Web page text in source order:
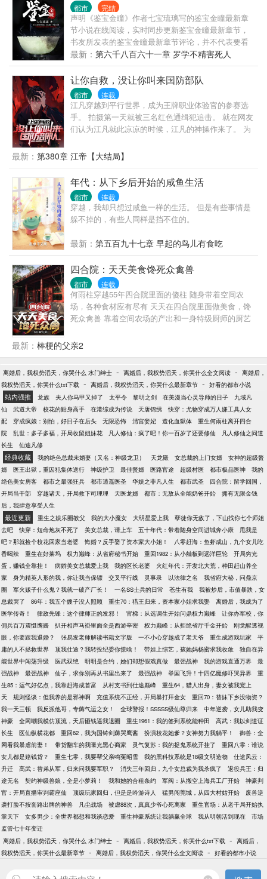
都市 完结
声明《鉴宝金瞳》作者七宝琉璃写的鉴宝金瞳最新章
节小说在线阅读，实时同步更新鉴宝金瞳最新章节，
书友所发表的鉴宝金瞳最新章节评论，并不代表要看
书赞同鉴宝金瞳最新章节或者支持鉴宝金瞳读者阅读
的此观点，我们的立场仅限于传播更多读者感兴趣的
信息。 如果小说鉴宝金瞳最新章节浏览，或对小说鉴
宝金瞳内容、版权等方面有质疑，或对本站有意见建
议请到站务管理区发帖，如果发现《鉴宝金瞳》小说
最新章节未及时更新请联系我们。如果您喜欢小说鉴
宝金瞳,请支持作者到书店购买正版图书。感谢您的合
作与支持 父亲得了重病，巨额医药费让古玩店学徒杨
宝金瞳，且看他如何鉴宝捡漏，颠覆命运…… 如果您
对本站有意见建议的请告诉我们，如果发现《鉴宝金
瞳》小说最新章节有错误请点击错误举报告诉我们。
请支持作者的鉴宝金瞳读者一定要到书店购买正版小
说或者图书。 友情分享从我做起。数万网友在行动，
享投一票，每人每天只限一次哦多了无效。
最新： 第六千八百六十一章 罗学不精害死人
让你自救，没让你叫来国防部队
都市 连载
江凡穿越到平行世界，成为王牌职业体验官的参赛选
手。 拍摄第一天就被三名红色通缉犯追击。 就在网友
们认为江凡就此凉凉的时候，江凡的神操作来了。 为
如果我被绑架，为了引起部队关注我把国防光缆弄
断，算不算紧急避险？ 网友:好家伙，报警警察来需要
二十分钟，挖断国防电缆军队过来只需要两分钟，不
过最后劫匪都出来重新做人了，你还在里边蹲着！ 通
缉犯:喂，110吗，我实名举报有人破坏国防设备……
媒体:蒙面热心市民将破坏国防设施的敌特分子扭送公
安机关 …… 就在众人以为江凡的神操作到此结束时，
徒，你直接砸碎玻璃掏出越王勾践剑与歹徒击剑？ 家
户全部送进去？ 汽车修理店当学徒，你改装拖拉机去
秋名山飙车，秒杀一众豪华跑车？ 众网友:本以为开局
是巅峰，没想到小丑竟是我自己
最新： 第380章 江帝【大结局】
年代：从下乡后开始的咸鱼生活
都市 连载
穿越，我却只想过咸鱼一样的生活。 但是有些事情是
躲不掉的，有些人同样是挡不住的。
最新： 第五百九十七章 早起的鸟儿有食吃
四合院：天天美食馋死众禽兽
都市 连载
何雨柱穿越55年四合院里面的傻柱 随身带着空间农
场，各种食材应有尽有 天天在四合院里面做美食，馋
死众禽兽 靠着空间农场的产出和一身特级厨师的厨艺
锁餐饮酒楼 娶上美娇妻，爱情、事业、人生大丰收 断
了四合院众禽兽的算计，也断了白寡妇的算计
最新： 棒梗的父亲2
离婚后，我权势滔天，你哭什么 水门绅士 - 离婚后，我权势滔天，你哭什么全文阅读 - 离婚后，
我权势滔天，你哭什么txt下载 - 离婚后，我权势滔天，你哭什么最新章节 - 好看的都市小说
站内强推 龙族 夫人你马甲又掉了 太平令 黎明之剑 在美漫当心灵导师的日子
九域凡
仙
武道大帝 校花的贴身高手 在港综成为传说 天唐锦绣
快穿：尤物穿成万人嫌工具人女
配
穿成疯娘：别怕，好日子在后头 无限恐怖 清宫妾妃 造化血狱体
重生何雨柱离开四合
院
乱世：多子多福，开局收留姐妹花 凡人修仙：疯了吧！你一百岁了还要修仙
凡人修仙之问道
长生
仙途凡修
经典收藏 我的绝色总裁未婚妻（又名：神级龙卫） 天龙殿 女总裁的上门女婿
女神的超级赘
婿
医王出狱，重囚犯集体送行 神级护卫 最佳赘婿 医路官途 超级村医 都市极品医神
我的
绝色美女房客
都市之最强狂兵 都市逍遥医圣 华娱之非凡人生 都市武圣
四合院：留学回国，
开局当干部
穿越诸天，开局救下司理理 天医龙婿 都市：无敌从全能奶爸开始
拥有无限金钱
后，我肆意享受人生
最近更新 重生之娱乐圈教父 我的大小魔女 大明星爱上我
孽徒你无敌了，下山找你七个师姐
去吧
快穿：短命炮灰不死了 美女总裁，请上车 五十年代：带着随身空间进城奔小康
甩我是
吧？那就捡个校花回家当老婆
悔婚？反手娶了资本家大小姐！
八零赶海：鱼虾成山，九个女儿吃
香喝辣
重生在好莱坞 权力巅峰：从省府秘书开始 重回1982：从小舢板到远洋巨轮
开局穷光
蛋，赚钱全靠挂！
病娇美女总裁爱上我 我的区长老婆
火红年代：开发北大荒，种田赶山养全
家
身为精英人形的我，你让我当保镖 交叉平行线 灵事录 以法律之名
我省府大秘，问鼎京
圈
军火贩子什么鬼？我就一破产厂长！ 一名SS士兵的日常 苍生有我
我被炒后，市值暴跌，女
总裁哭了
86年：我五个嫂子没人照顾 重生70：猎王归来，资本家小姐求我娶
离婚后，我成为了
医学传奇！
律政先锋：这个律师正的发邪！ 官梯：从选调生开始问鼎权力巅峰
让你办军校，你
佣兵百万震慑鹰酱
扒开相声马褂里面全是西游辛密 权力巅峰：从拒绝省厅千金开始
刚觉醒透视
眼，你要跟我退婚？
张易发老师解读书籍文字版 一不小心穿越成了老天爷 重生成游戏玩家
平
庸的人不拯救世界
顶我仕途？我转投纪委你慌啥！ 带娃上综艺，孩她妈杨蜜求我收敛
独自在异
能世界中闯荡升级
医武双绝 明明是合约，她们却想假戏真做 最强战神 我的游戏直通万界
最
强战神
最强战神 仙子，求你别再从书里出来了 最强战神 举国飞升！十四亿魔修吓哭异界
重
生85：运气好亿点，我靠赶海成首富
从村支书到仕途巅峰
重生64，猎人出身，妻女被我宠上
天
规则怪谈：但我养的是邪神啊 充值系统不正经，开局暴打拜金女
重回70：替妹下乡没物资？
我一天三顿
我反派他哥，专薅气运之女！ 全球警报！SSSSS级仙尊归来
中年逆袭，女儿助我变
神豪
全网嘲我模仿顶流，天后砸钱逼我退圈 重生1961：我的签到系统能种田
高武：我以剑道证
长生
医仙纵横花都 重回62，我为国铸剑薅哭鹰酱 扮演校花她爹？女神努力我躺平！
御兽：全
网看我暴虐前妻！
带货翻车的我曝光黑心商家 灵气复苏：我的捉鬼系统开挂了
重回八零：谁说
女儿都是赔钱货？
重生七零，我要帮父亲鸣冤昭雪 我的黑科技系统是18级文明造物
仕途风云：
升迁
高武：替弟从军，归来问我要军职？ 消失三年回归，九个女总裁为我杀疯了
退役兵王：归
途无名
契约神级兽娘，全是小萝莉！ 我和她的合租条约 军阀：从搬空上海兵工厂开始
神豪判
官：开局直播审判霸座仙
顶级玩家回归，但是是吟游诗人 猛男闯莞城，从四大村姑开始
废兽逆
袭打脸不按套路出牌的神兽
凡尘战场 被虐88次，真真少爷心死离家
重生官场：从老干局开始执
掌天下
女多男少：全世界都想和我谈恋爱 重生神豪系统让我躺赢全球 我从明朝活到现在
市场
监管七十年变迁
离婚后，我权势滔天，你哭什么 水门绅士 - 离婚后，我权势滔天，你哭什么txt下载 - 离婚后，
我权势滔天，你哭什么最新章节 - 离婚后，我权势滔天，你哭什么全文阅读 - 好看的都市小说